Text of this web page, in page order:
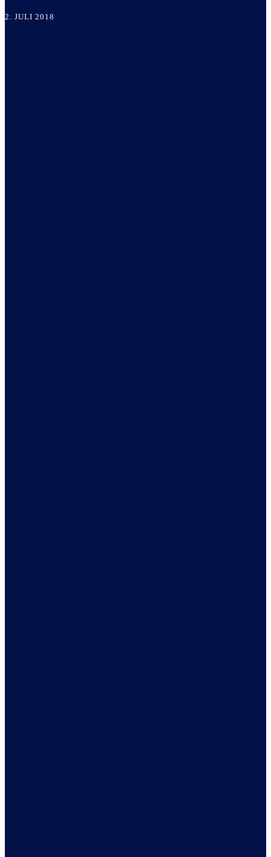
2. JULI 2018